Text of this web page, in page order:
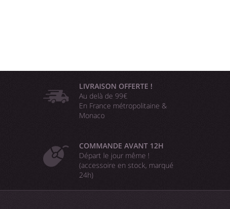
LIVRAISON OFFERTE !
Au delà de 99€
En France métropolitaine &
Monaco
COMMANDE AVANT 12H
Départ le jour même !
(accessoire en stock, marqué
24h)